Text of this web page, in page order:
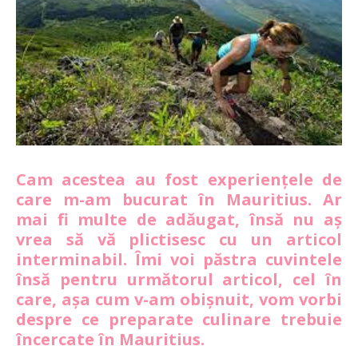
Cam acestea au fost experiențele de
care m-am bucurat în Mauritius. Ar
mai fi multe de adăugat, însă nu aș
vrea să vă plictisesc cu un articol
interminabil. Îmi voi păstra cuvintele
însă pentru următorul articol, cel în
care, așa cum v-am obișnuit, vom vorbi
despre ce preparate culinare trebuie
încercate în Mauritius.